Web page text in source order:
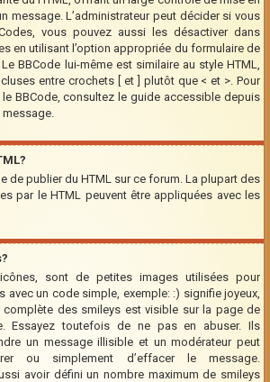
message. L’administrateur peut décider si vous
vous pouvez aussi les désactiver dans
en utilisant l’option appropriée du formulaire de
BBCode lui-même est similaire au style HTML,
entre crochets [ et ] plutôt que < et >. Pour
BBCode, consultez le guide accessible depuis
message.
de publier du HTML sur ce forum. La plupart des
par le HTML peuvent être appliquées avec les
sont de petites images utilisées pour
avec un code simple, exemple: :) signifie joyeux,
complète des smileys est visible sur la page de
Essayez toutefois de ne pas en abuser. Ils
un message illisible et un modérateur peut
ou simplement d’effacer le message.
avoir défini un nombre maximum de smileys